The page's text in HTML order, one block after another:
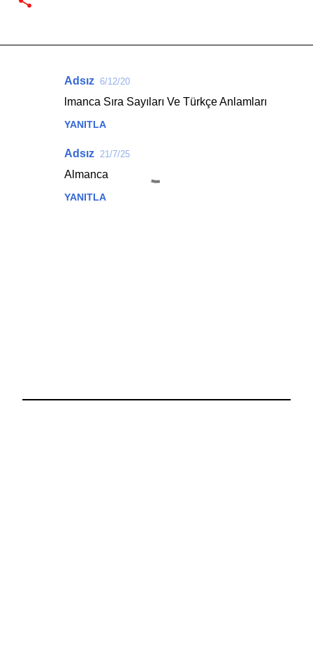
Adsız 6/12/20
lmanca Sıra Sayıları Ve Türkçe Anlamları
YANITLA
Adsız 21/7/25
Almanca
YANITLA